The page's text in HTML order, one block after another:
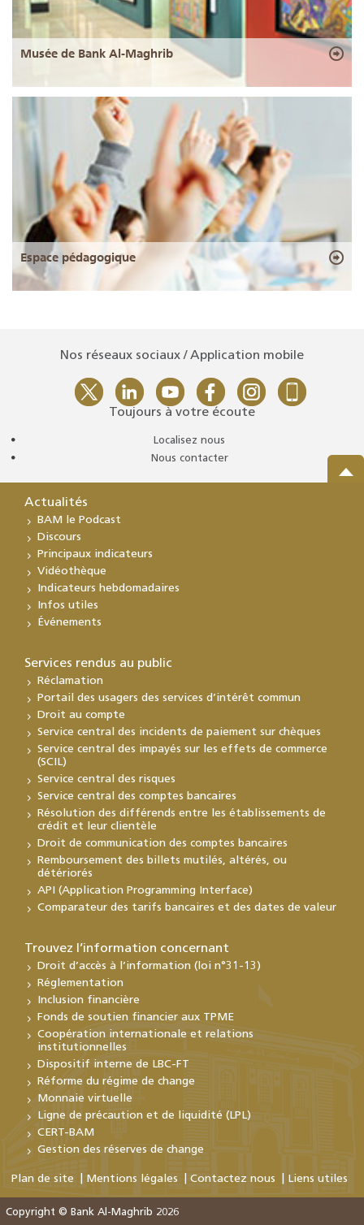
Musée de Bank Al-Maghrib
Espace pédagogique
Nos réseaux sociaux / Application mobile
Toujours à votre écoute
Localisez nous
Nous contacter
Actualités
BAM le Podcast
Discours
Principaux indicateurs
Vidéothèque
Indicateurs hebdomadaires
Infos utiles
Événements
Services rendus au public
Réclamation
Portail des usagers des services d’intérêt commun
Droit au compte
Service central des incidents de paiement sur chèques
Service central des impayés sur les effets de commerce
(SCIL)
Service central des risques
Service central des comptes bancaires
Résolution des différends entre les établissements de
crédit et leur clientèle
Droit de communication des comptes bancaires
Remboursement des billets mutilés, altérés, ou
détériorés
API (Application Programming Interface)
Comparateur des tarifs bancaires et des dates de valeur
Trouvez l’information concernant
Droit d’accès à l’information (loi n°31-13)
Réglementation
Inclusion financière
Fonds de soutien financier aux TPME
Coopération internationale et relations
institutionnelles
Dispositif interne de LBC-FT
Réforme du régime de change
Monnaie virtuelle
Ligne de précaution et de liquidité (LPL)
CERT-BAM
Gestion des réserves de change
Plan de site Mentions légales Contactez nous Liens utiles
Copyright © Bank Al-Maghrib 2026